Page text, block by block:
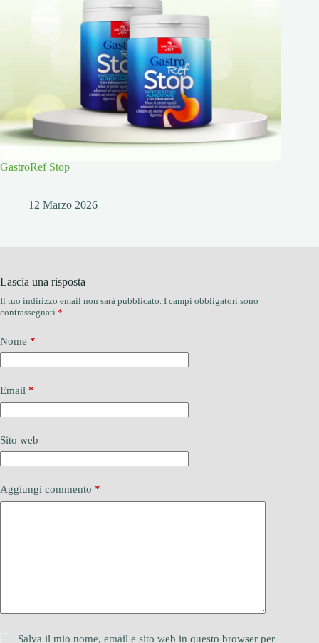
GastroRef Stop
12 Marzo 2026
Lascia una risposta
Il tuo indirizzo email non sarà pubblicato. I campi obbligatori sono
contrassegnati *
Nome *
Email *
Sito web
Aggiungi commento *
Salva il mio nome, email e sito web in questo browser per